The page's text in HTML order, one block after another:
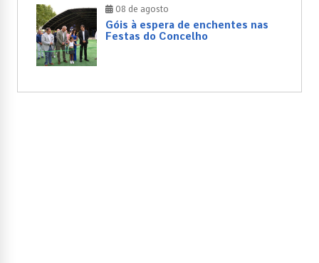
08 de agosto
Góis à espera de enchentes nas
Festas do Concelho